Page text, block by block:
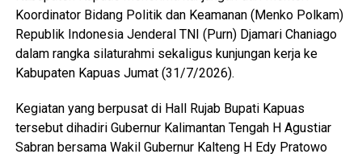
Tak lama kemudian tersangka diduga menyiramkan sekitar
satu liter BBM jenis pertalite ke lantai kamar dan barang-
barang milik korban sebelum menyalakan korek api yang
memicu kobaran api.
Akibat kebakaran tersebut empat orang mengalami luka
bakar, yakni Rah (26) Muh(5) Len (26) dan Am(25). Selain
korban luka sejumlah barang berharga ikut hangus terbakar
Koordinator Bidang Politik dan Keamanan (Menko Polkam)
Republik Indonesia Jenderal TNI (Purn) Djamari Chaniago
dalam rangka silaturahmi sekaligus kunjungan kerja ke
Kabupaten Kapuas Jumat (31/7/2026).
Kegiatan yang berpusat di Hall Rujab Bupati Kapuas
tersebut dihadiri Gubernur Kalimantan Tengah H Agustiar
Sabran bersama Wakil Gubernur Kalteng H Edy Pratowo